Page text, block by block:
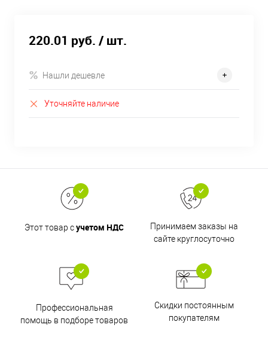
220.01 руб. / шт.
Нашли дешевле
Уточняйте наличие
Этот товар сучетом НДС
Принимаем заказы на
сайте круглосуточно
Профессиональная
помощь в подборе товаров
Скидки постоянным
покупателям